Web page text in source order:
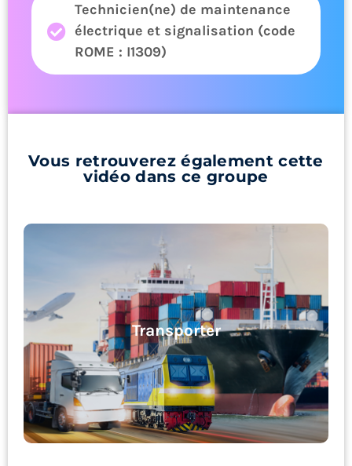
Technicien(ne) de maintenance
électrique et signalisation (code
ROME : I1309)
Vous retrouverez également cette
vidéo dans ce groupe
Transporter